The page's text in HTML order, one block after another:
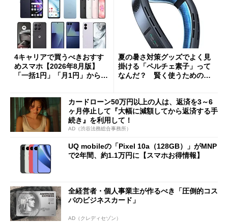
4キャリアで買うべきおすす
めスマホ【2026年8月版】
「一括1円」「月1円」からお
夏の暑さ対策グッズでよく見
掛ける「ペルチェ素子」って
なんだ？ 賢く使うための注
カードローン50万円以上の人は、返済を3～6
ヶ月停止して『大幅に減額してから返済する手
続き』を利用して！
AD（渋谷法務総合事務所）
UQ mobileの「Pixel 10a（128GB）」がMNP
で2年間、約1.1万円に【スマホお得情報】
全経営者・個人事業主が作るべき「圧倒的コス
パのビジネスカード」
AD（クレディセゾン）